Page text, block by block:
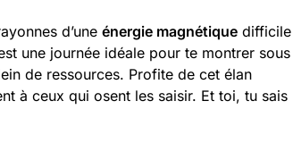
d’une énergie magnétique difficile
une journée idéale pour te montrer sous
de ressources. Profite de cet élan
à ceux qui osent les saisir. Et toi, tu sais